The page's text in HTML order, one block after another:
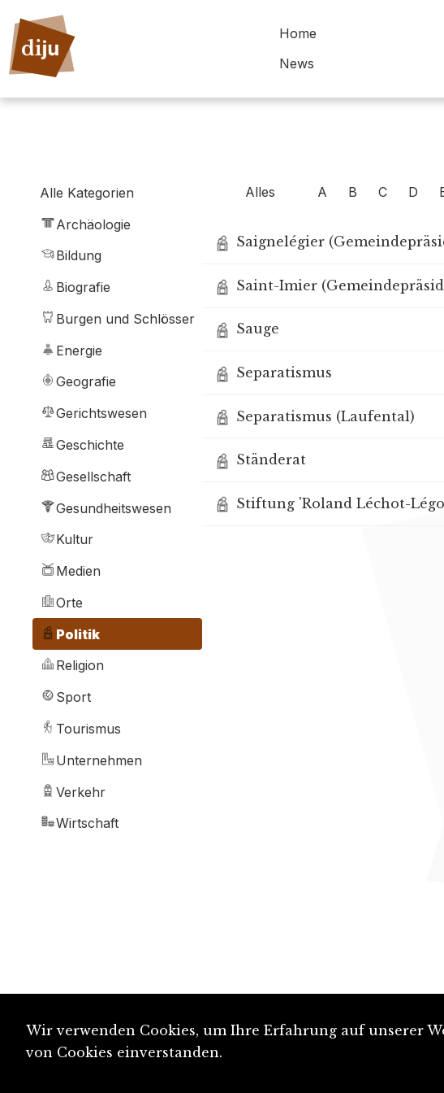
Home
News
Alle Kategorien
Archäologie
Bildung
Biografie
Burgen und Schlösser
Energie
Geografie
Gerichtswesen
Geschichte
Gesellschaft
Gesundheitswesen
Kultur
Medien
Orte
Politik
Religion
Sport
Tourismus
Unternehmen
Verkehr
Wirtschaft
Alles A B C D
Saignelégier
Saint-Imier
Sauge
Separatismus
Separatismus (Laufental)
Ständerat
Stiftung 'Roland Léchot-
Wir verwenden Cookies, um Ihre Erfahrung auf unserer
von Cookies einverstanden.